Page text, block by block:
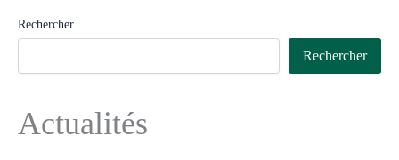
Rechercher
Rechercher
Actualités